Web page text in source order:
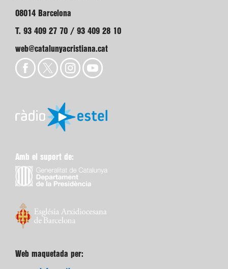
08014 Barcelona
T. 93 409 27 70 / 93 409 28 10
web@catalunyacristiana.cat
Amb el suport de:
Web maquetada per: